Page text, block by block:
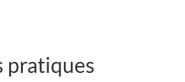
pratiques